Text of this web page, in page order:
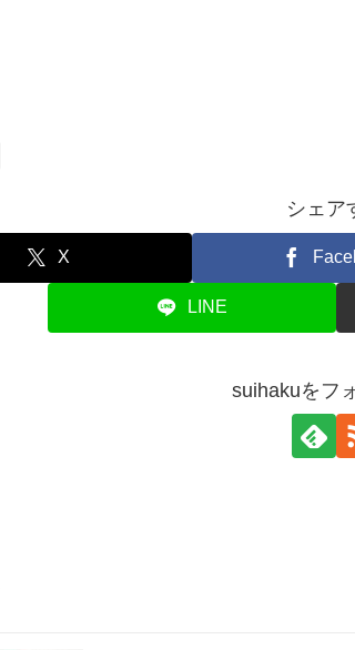
シェア
X
LINE
suihakuをフ